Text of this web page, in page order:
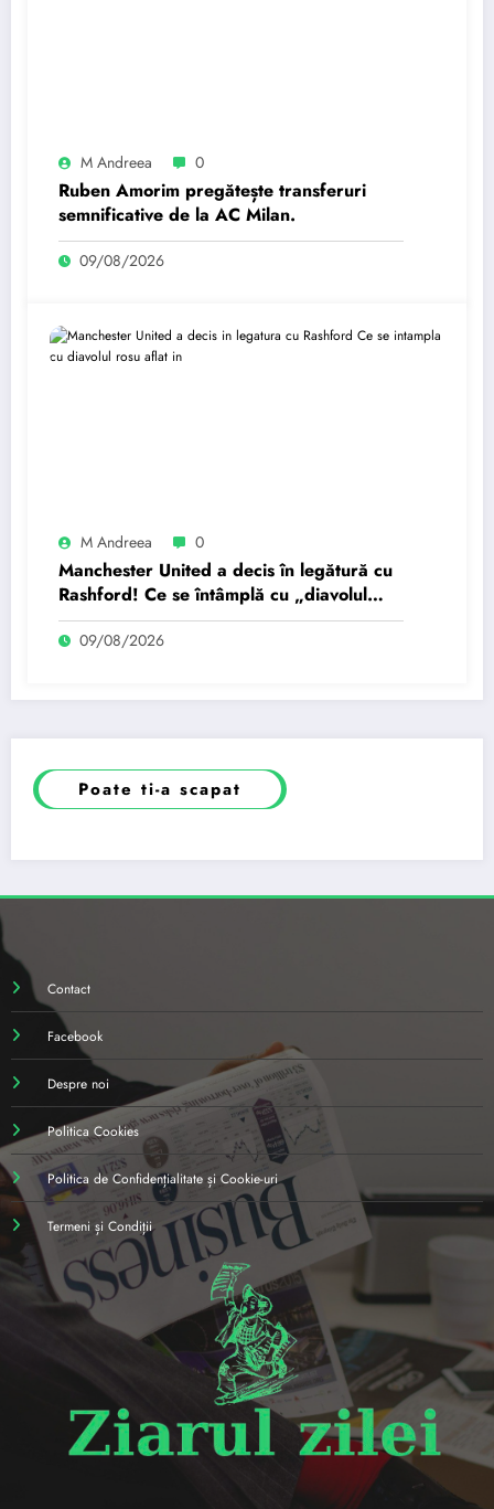
M Andreea 0
Ruben Amorim pregătește transferuri
semnificative de la AC Milan.
09/08/2026
M Andreea 0
Manchester United a decis în legătură cu
Rashford! Ce se întâmplă cu „diavolul
roșu” aflat în exil?
09/08/2026
Poate ti-a scapat
Contact
Facebook
Despre noi
Politica Cookies
Politica de Confidențialitate și Cookie-uri
Termeni și Condiții